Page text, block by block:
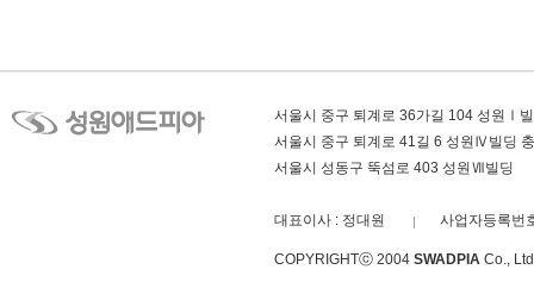
서울시 중구 퇴계로 36가길 104 성원Ⅰ
서울시 중구 퇴계로 41길 6 성원Ⅳ빌딩
서울시 성동구 뚝섬로 403 성원Ⅶ빌딩
대표이사 : 정대원 사업자등록번
COPYRIGHTⓒ 2004 SWADPIA Co.,